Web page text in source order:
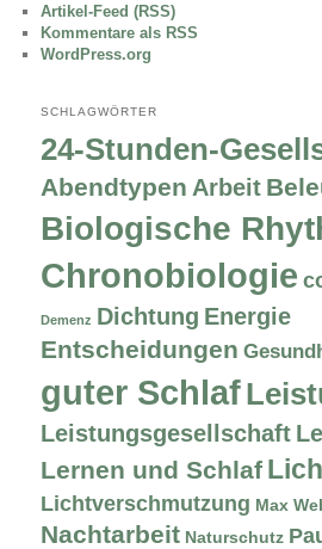
Artikel-Feed (RSS)
Kommentare als RSS
WordPress.org
SCHLAGWÖRTER
24-Stunden-
Abendtypen Arbeit
Biologische
Chronobiologie
Demenz Dichtung Energie
Entscheidungen
guter Schlaf
Leistungsgesellschaft
Lernen und Schlaf
Lichtverschmutzung Max
Nachtarbeit Naturschutz